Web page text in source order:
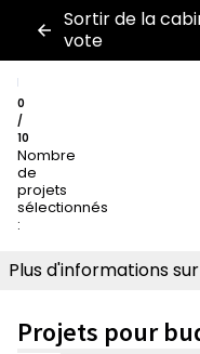
Sortir de la
vote
0
/
10
Nombre
de
projets
sélectionnés
:
Plus d'informations
Projets pour